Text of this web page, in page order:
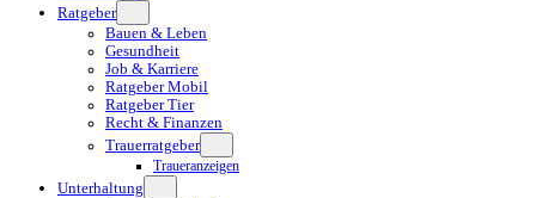
Ratgeber
Bauen & Leben
Gesundheit
Job & Karriere
Ratgeber Mobil
Ratgeber Tier
Recht & Finanzen
Trauerratgeber
Traueranzeigen
Unterhaltung